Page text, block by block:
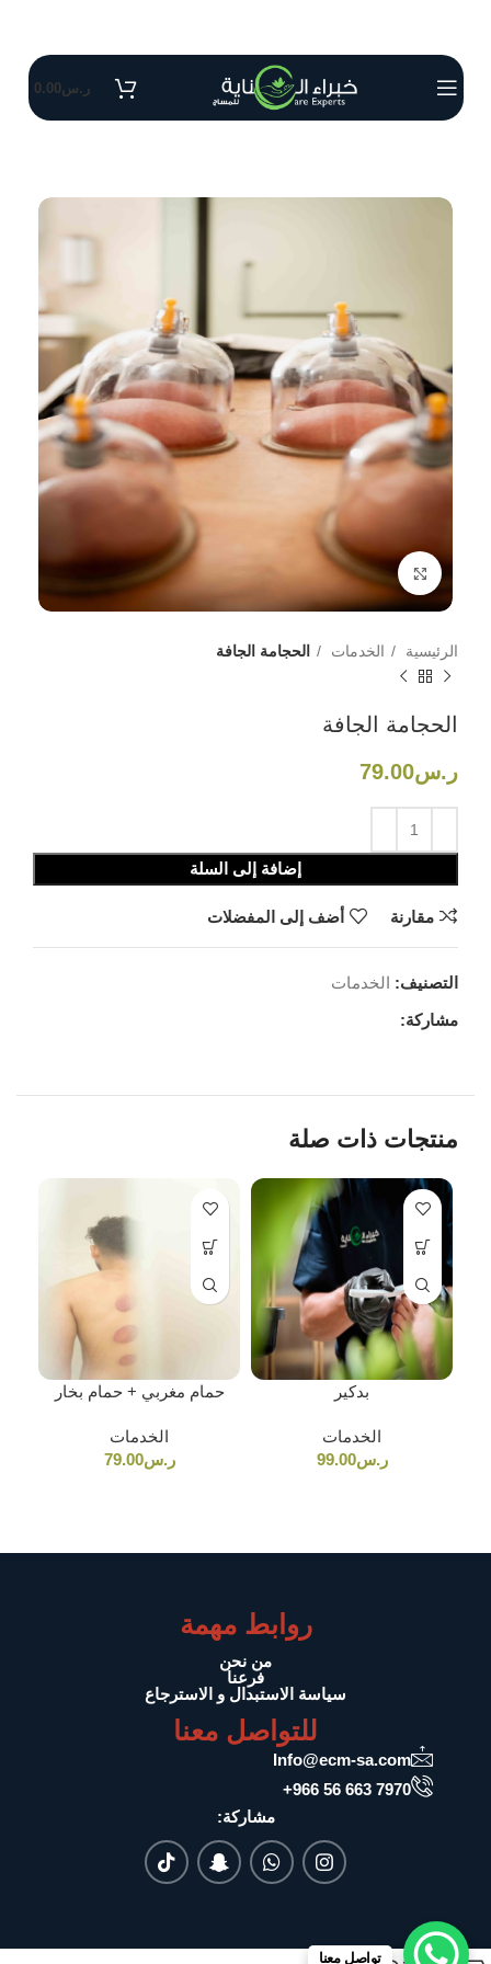
ر.س0.00
اضغط للتكبير
الرئيسية الخدمات الحجامة الجافة
الحجامة الجافة
ر.س79.00
إضافة إلى السلة
مقارنة أضف إلى المفضلات
التصنيف: الخدمات
مشاركة:
منتجات ذات صلة
بدكير
الخدمات
ر.س99.00
حمام مغربي + حمام بخار
الخدمات
ر.س79.00
روابط مهمة
من نحن
فرعنا
سياسة الاستبدال و الاسترجاع
للتواصل معنا
Info@ecm-sa.com
7970 663 56 966+
مشاركة:
تواصل معنا 0